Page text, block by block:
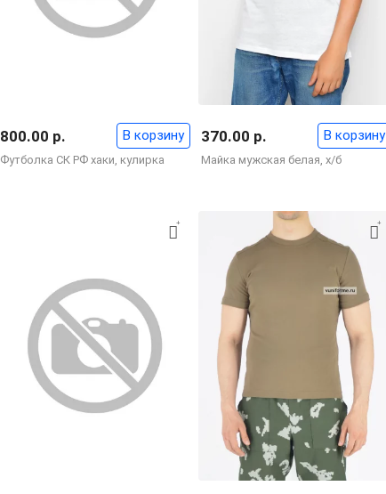
Футболка СК РФ хаки, кулирка
800.00 р. В корзину
Майка мужская белая, х/б
370.00 р. В корзину